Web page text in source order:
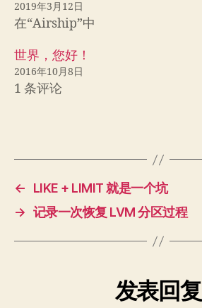
2019年3月12日
在“Airship”中
世界，您好！
2016年10月8日
1 条评论
←
LIKE + LIMIT 就是一个坑
→ 记录一次恢复 LVM 分区过程
发表回复